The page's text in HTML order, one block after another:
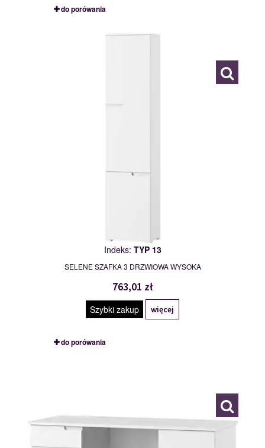
do porówania
Indeks: TYP 13
SELENE SZAFKA 3 DRZWIOWA WYSOKA
763,01 zł
Szybki zakup więcej
do porówania